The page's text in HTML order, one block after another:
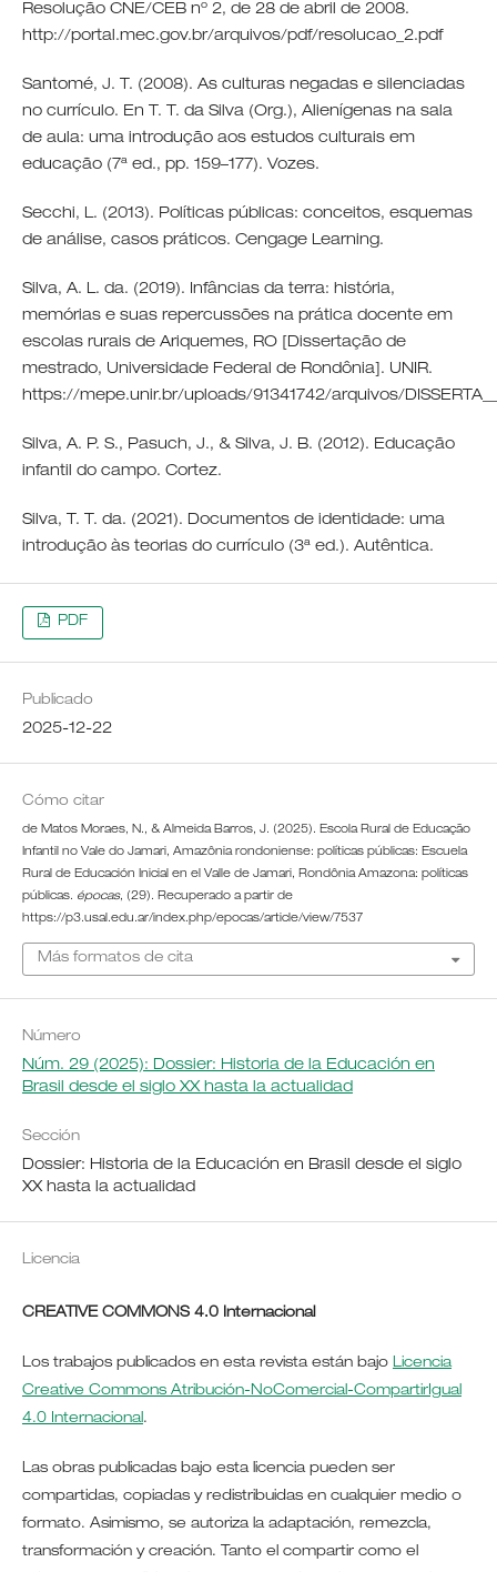
Resolução CNE/CEB nº 2, de 28 de abril de 2008.
http://portal.mec.gov.br/arquivos/pdf/resolucao_2.pdf
Santomé, J. T. (2008). As culturas negadas e silenciadas
no currículo. En T. T. da Silva (Org.), Alienígenas na sala
de aula: uma introdução aos estudos culturais em
educação (7ª ed., pp. 159–177). Vozes.
Secchi, L. (2013). Políticas públicas: conceitos, esquemas
de análise, casos práticos. Cengage Learning.
Silva, A. L. da. (2019). Infâncias da terra: história,
memórias e suas repercussões na prática docente em
escolas rurais de Ariquemes, RO [Dissertação de
mestrado, Universidade Federal de Rondônia]. UNIR.
https://mepe.unir.br/uploads/91341742/arquivos/
Silva, A. P. S., Pasuch, J., & Silva, J. B. (2012). Educação
infantil do campo. Cortez.
Silva, T. T. da. (2021). Documentos de identidade: uma
introdução às teorias do currículo (3ª ed.). Autêntica.
PDF
Publicado
2025-12-22
Cómo citar
de Matos Moraes, N., & Almeida Barros, J. (2025). Escola Rural de Educação
Infantil no Vale do Jamari, Amazônia rondoniense: políticas públicas: Escuela
Rural de Educación Inicial en el Valle de Jamari, Rondônia Amazona: políticas
públicas. épocas, (29). Recuperado a partir de
https://p3.usal.edu.ar/index.php/epocas/article/view/7537
Más formatos de cita
Número
Núm. 29 (2025): Dossier: Historia de la Educación en
Brasil desde el siglo XX hasta la actualidad
Sección
Dossier: Historia de la Educación en Brasil desde el siglo
XX hasta la actualidad
Licencia
CREATIVE COMMONS 4.0 Internacional
Los trabajos publicados en esta revista están bajo Licencia
Creative Commons Atribución-NoComercial-CompartirIgual
4.0 Internacional.
Las obras publicadas bajo esta licencia pueden ser
compartidas, copiadas y redistribuidas en cualquier medio o
formato. Asimismo, se autoriza la adaptación, remezcla,
transformación y creación. Tanto el compartir como el